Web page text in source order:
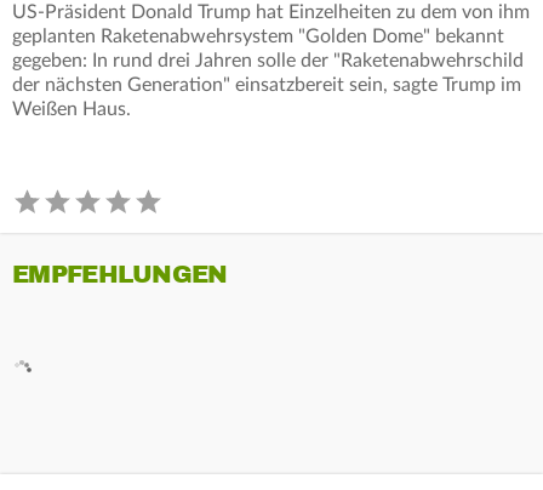
US-Präsident Donald Trump hat Einzelheiten zu dem von ihm
geplanten Raketenabwehrsystem "Golden Dome" bekannt
gegeben: In rund drei Jahren solle der "Raketenabwehrschild
der nächsten Generation" einsatzbereit sein, sagte Trump im
Weißen Haus.
EMPFEHLUNGEN